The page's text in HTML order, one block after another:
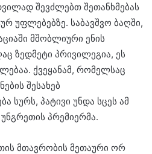
შევძლებთ შეთანხმებას
უფლებებზე. საბავშვო ბაღში,
მშობლიური ენის
ზედმეტი პრივილეგია, ეს
ქვეყანამ, რომელსაც
შესახებ
სურს, პატივი უნდა სცეს ამ
პრემიერმა.
მთავრობის მეთაური ორ